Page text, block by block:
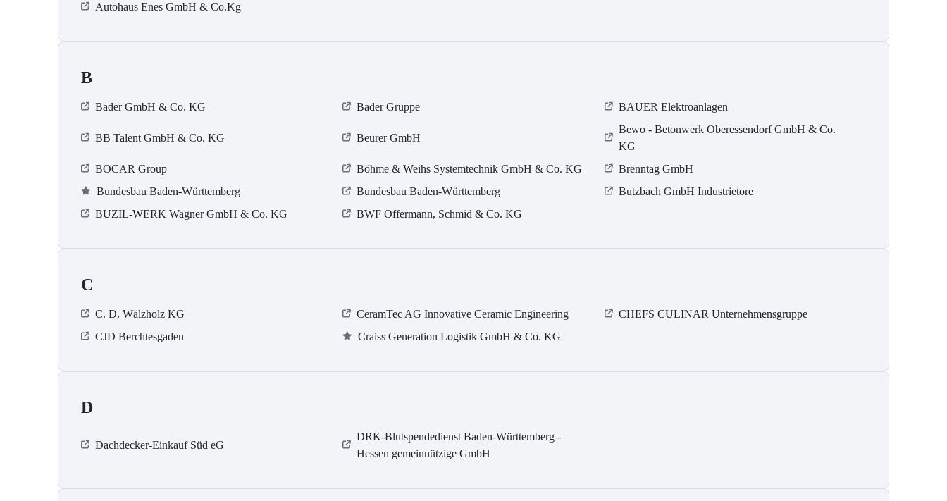
Autohaus Enes GmbH & Co.Kg
B
Bader GmbH & Co. KG Bader Gruppe BAUER Elektroanlagen
BB Talent GmbH & Co. KG Beurer GmbH
Bewo - Betonwerk Oberessendorf GmbH & Co.
KG
BOCAR Group
Böhme & Weihs Systemtechnik GmbH & Co. KG
Brenntag GmbH
Bundesbau Baden-Württemberg
Bundesbau Baden-Württemberg
Butzbach GmbH Industrietore
BUZIL-WERK Wagner GmbH & Co. KG
BWF Offermann, Schmid & Co. KG
C
C. D. Wälzholz KG CeramTec AG Innovative Ceramic Engineering
CHEFS CULINAR Unternehmensgruppe
CJD Berchtesgaden
Craiss Generation Logistik GmbH & Co. KG
D
Dachdecker-Einkauf Süd eG
DRK-Blutspendedienst Baden-Württemberg -
Hessen gemeinnützige GmbH